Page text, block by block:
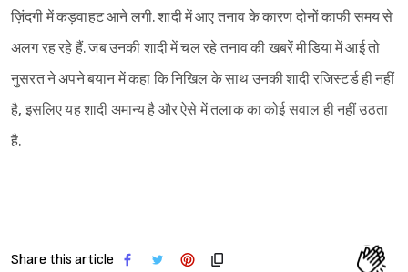
ज़िंदगी में कड़वाहट आने लगी. शादी में आए तनाव के कारण दोनों काफी समय से
अलग रह रहे हैं. जब उनकी शादी में चल रहे तनाव की खबरें मीडिया में आई तो
नुसरत ने अपने बयान में कहा कि निखिल के साथ उनकी शादी रजिस्टर्ड ही नहीं
है, इसलिए यह शादी अमान्य है और ऐसे में तलाक का कोई सवाल ही नहीं उठता
है.
Share this article